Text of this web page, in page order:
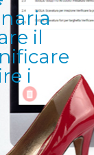
il
i